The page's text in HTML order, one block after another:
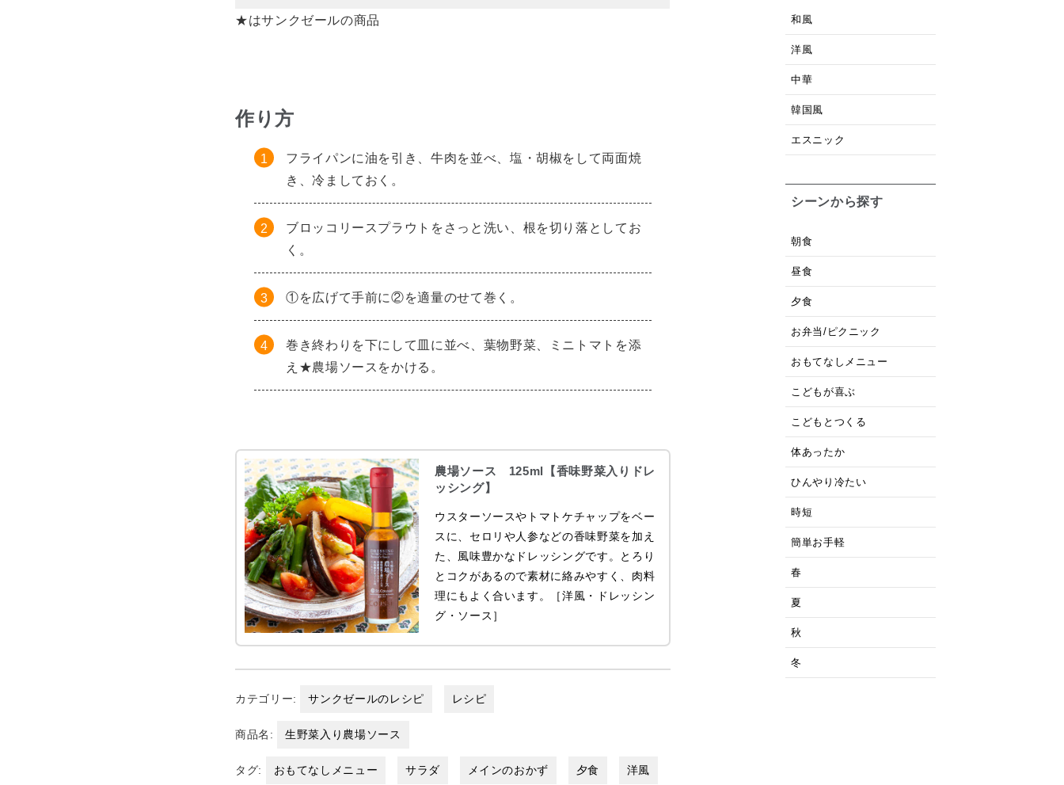
★はサンクゼールの商品
作り方
フライパンに油を引き、牛肉を並べ、塩・胡椒をして両面焼
き、冷ましておく。
ブロッコリースプラウトをさっと洗い、根を切り落としてお
く。
①を広げて手前に②を適量のせて巻く。
巻き終わりを下にして皿に並べ、葉物野菜、ミニトマトを添
え★農場ソースをかける。
農場ソース 125ml【香味野菜入りドレ
ッシング】
ウスターソースやトマトケチャップをベー
スに、セロリや人参などの香味野菜を加え
た、風味豊かなドレッシングです。とろり
とコクがあるので素材に絡みやすく、肉料
理にもよく合います。［洋風・ドレッシン
グ・ソース］
カテゴリー: サンクゼールのレシピ レシピ
商品名: 生野菜入り農場ソース
タグ: おもてなしメニュー サラダ メインのおかず 夕食 洋風
和風
洋風
中華
韓国風
エスニック
シーンから探す
朝食
昼食
夕食
お弁当/ピクニック
おもてなしメニュー
こどもが喜ぶ
こどもとつくる
体あったか
ひんやり冷たい
時短
簡単お手軽
春
夏
秋
冬